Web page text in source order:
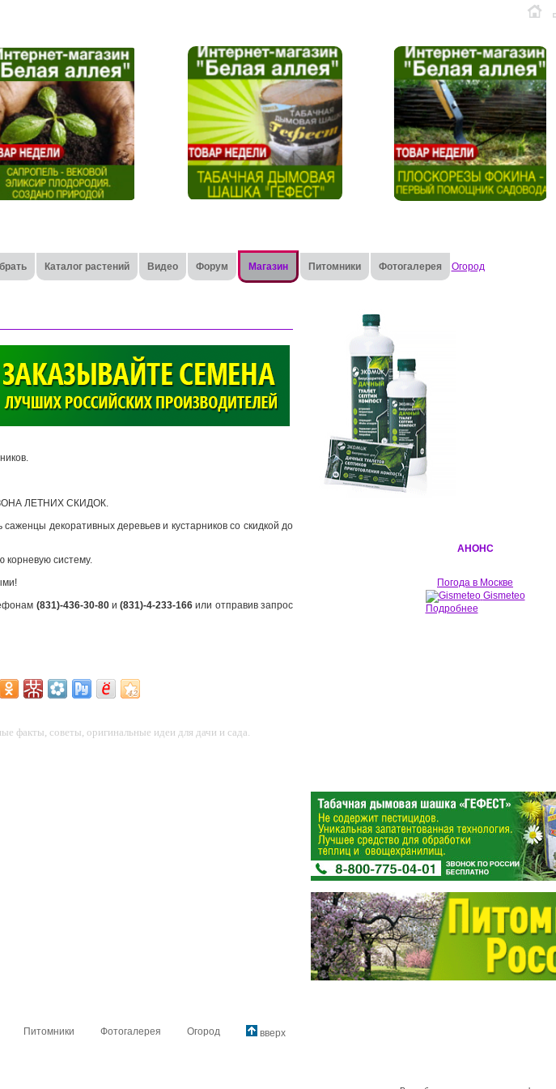
Каталог растений Видео Форум Магазин Питомники Фотогалерея Огород
ЛЕТНИХ СКИДОК.
декоративных деревьев и кустарников со скидкой до
корневую систему.
(831)-436-30-80и(831)-4-233-166 или отправив запрос
факты, советы, оригинальные идеи для дачи и сада.
АНОНС
Погода в Москве
Gismeteo
Подробнее
Питомники Фотогалерея Огород вверх